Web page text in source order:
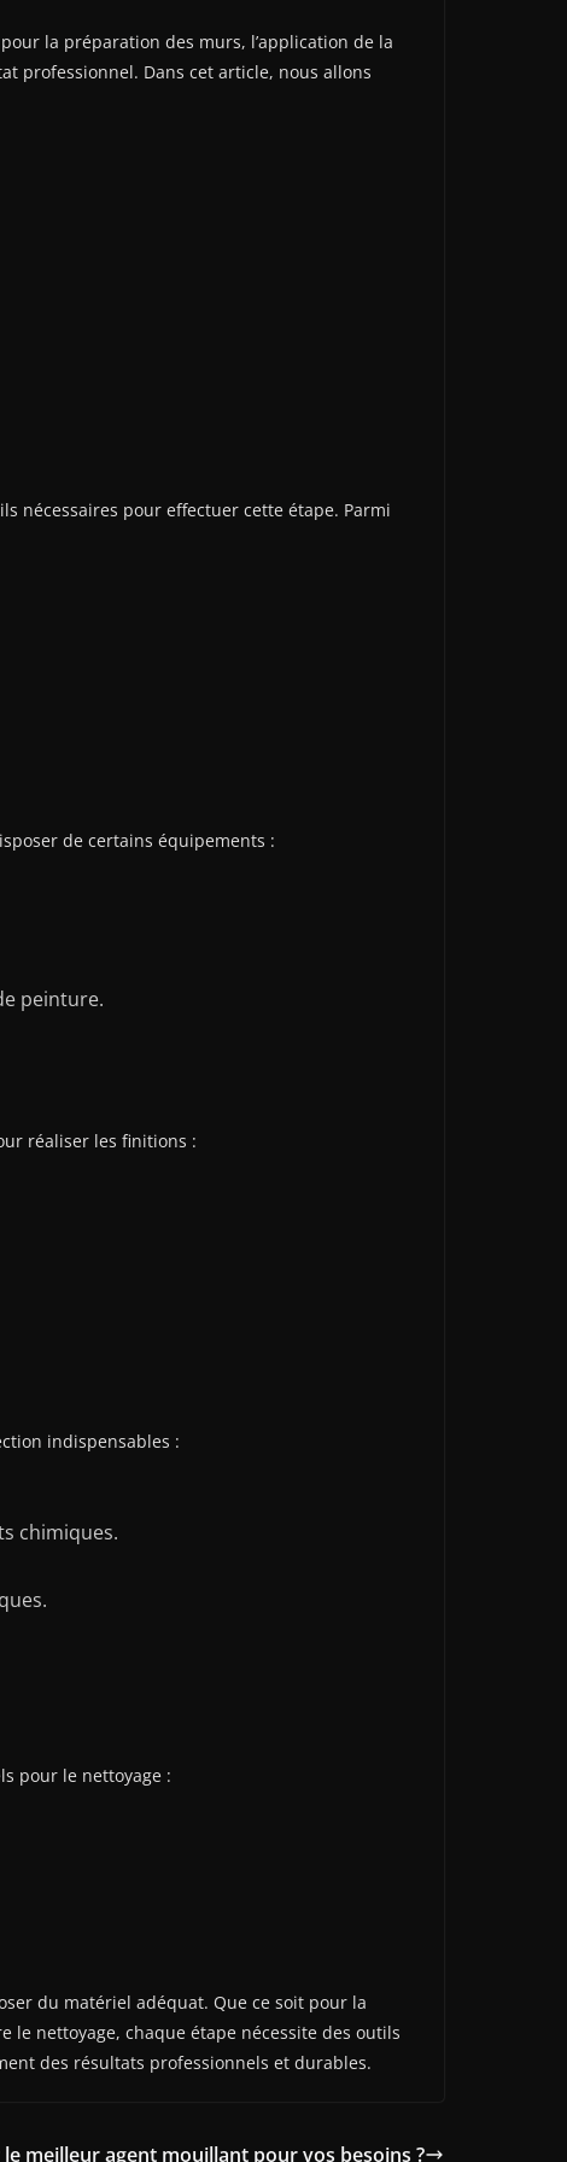
la préparation des murs, l’application de la
professionnel. Dans cet article, nous allons
nécessaires pour effectuer cette étape. Parmi
de certains équipements :
peinture.
réaliser les finitions :
indispensables :
chimiques.
pour le nettoyage :
du matériel adéquat. Que ce soit pour la
nettoyage, chaque étape nécessite des outils
des résultats professionnels et durables.
meilleur agent mouillant pour vos besoins ?